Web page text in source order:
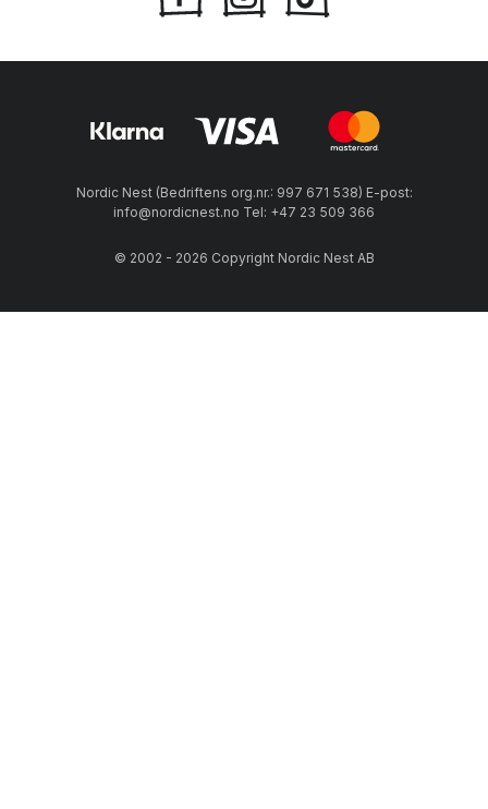
Nordic Nest (Bedriftens org.nr.: 997 671 538) E-post:
info@nordicnest.no Tel: +47 23 509 366
© 2002 - 2026 Copyright Nordic Nest AB